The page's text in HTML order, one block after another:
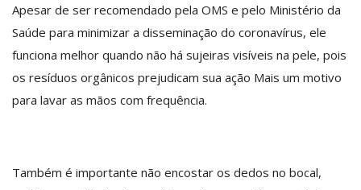
Apesar de ser recomendado pela OMS e pelo Ministério da
Saúde para minimizar a disseminação do coronavírus, ele
funciona melhor quando não há sujeiras visíveis na pele, pois
os resíduos orgânicos prejudicam sua ação Mais um motivo
para lavar as mãos com frequência.
Também é importante não encostar os dedos no bocal,